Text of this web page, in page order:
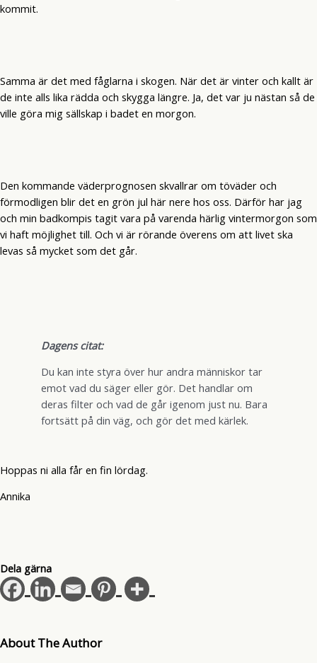
kommit.
Samma är det med fåglarna i skogen. När det är vinter och kallt är
de inte alls lika rädda och skygga längre. Ja, det var ju nästan så de
ville göra mig sällskap i badet en morgon.
Den kommande väderprognosen skvallrar om töväder och
förmodligen blir det en grön jul här nere hos oss. Därför har jag
och min badkompis tagit vara på varenda härlig vintermorgon som
vi haft möjlighet till. Och vi är rörande överens om att livet ska
levas så mycket som det går.
Dagens citat:
Du kan inte styra över hur andra människor tar
emot vad du säger eller gör. Det handlar om
deras filter och vad de går igenom just nu. Bara
fortsätt på din väg, och gör det med kärlek.
Hoppas ni alla får en fin lördag.
Annika
Dela gärna
About The Author